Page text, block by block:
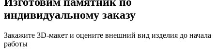
индивидуальному заказу
Закажите 3D-макет и оцените внешний вид изделия до начала
работы